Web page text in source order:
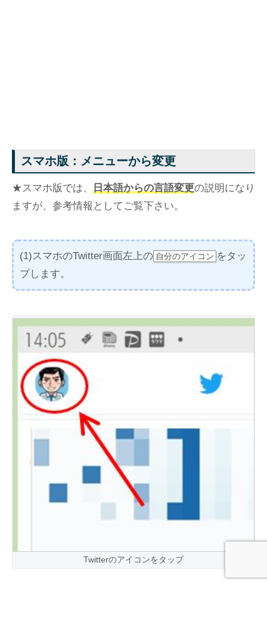
スマホ版：メニューから変更
★スマホ版では、 日本語からの言語変更の説明になり
ますが、参考情報としてご覧下さい。
(1)スマホのTwitter画面左上の 自分のアイコン をタッ
プします。
Twitterのアイコンをタップ